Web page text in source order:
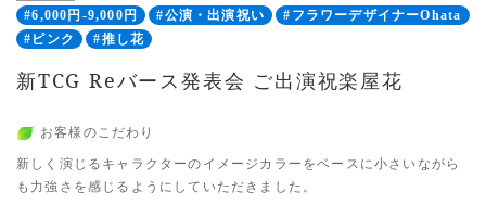
#6,000円-9,000円 #公演・出演祝い
#フラワーデザイナーOhata
#ピンク
#推し花
新TCG Reバース発表会 ご出演祝楽屋花
お客様のこだわり
新しく演じるキャラクターのイメージカラーをベースに小さいながら
も力強さを感じるようにしていただきました。